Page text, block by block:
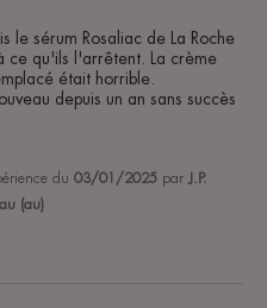
le sérum Rosaliac de La Roche
ce qu'ils l'arrêtent. La crème
était horrible.
du 03/01/2025 par
J.P.
(au)